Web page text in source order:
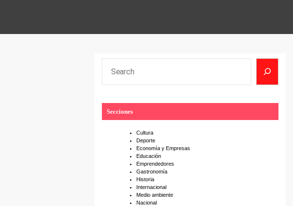
Secciones
Cultura
Deporte
Economía y Empresas
Educación
Emprendedores
Gastronomía
Historia
Internacional
Medio ambiente
Nacional